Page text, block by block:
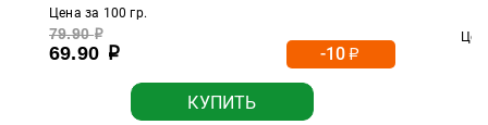
Цена за 100 гр.
79.90р
69.90 р -10р
КУПИТЬ